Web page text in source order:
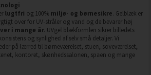
lugtfri og 100% miljø- og børnesikre. Gelblæk er
over for UV-stråler og vand og de bevarer høj
i mange år. UVgel blækformlen sikrer billedets
og synlighed af selv små detaljer. Vi
på lærred til børneværelset, stuen, soveværelset,
kontoret, skønhedssalonen, spaen og mange